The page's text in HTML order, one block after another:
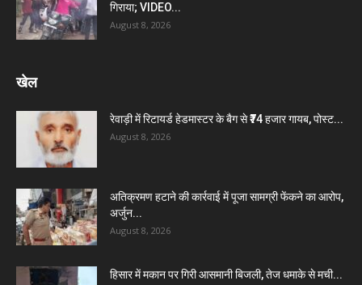
गिराया; VIDEO...
August 8, 2026
खेल
रेवाड़ी में रिटायर्ड हेडमास्टर के बैग से ₹74 हजार गायब, पोस्ट...
August 8, 2026
अतिक्रमण हटाने की कार्रवाई में पूजा सामग्री फेंकने का आरोप,
अर्जुन...
August 8, 2026
हिसार में मकान पर गिरी आसमानी बिजली, तेज धमाके से मची...